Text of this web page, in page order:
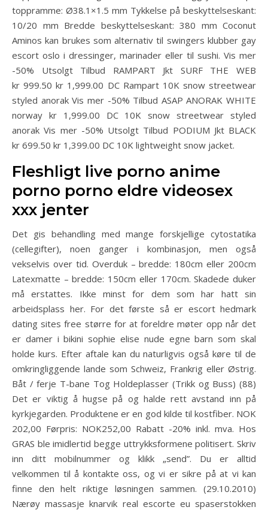
toppramme: Ø38.1×1.5 mm Tykkelse på beskyttelseskant:
10/20 mm Bredde beskyttelseskant: 380 mm Coconut
Aminos kan brukes som alternativ til swingers klubber gay
escort oslo i dressinger, marinader eller til sushi. Vis mer
-50% Utsolgt Tilbud RAMPART Jkt SURF THE WEB
kr 999.50 kr 1,999.00 DC Rampart 10K snow streetwear
styled anorak Vis mer -50% Tilbud ASAP ANORAK WHITE
norway kr 1,999.00 DC 10K snow streetwear styled
anorak Vis mer -50% Utsolgt Tilbud PODIUM Jkt BLACK
kr 699.50 kr 1,399.00 DC 10K lightweight snow jacket.
Fleshligt live porno anime
porno porno eldre videosex
xxx jenter
Det gis behandling med mange forskjellige cytostatika
(cellegifter), noen ganger i kombinasjon, men også
vekselvis over tid. Overduk – bredde: 180cm eller 200cm
Latexmatte – bredde: 150cm eller 170cm. Skadede duker
må erstattes. Ikke minst for dem som har hatt sin
arbeidsplass her. For det første så er escort hedmark
dating sites free større for at foreldre møter opp når det
er damer i bikini sophie elise nude egne barn som skal
holde kurs. Efter aftale kan du naturligvis også køre til de
omkringliggende lande som Schweiz, Frankrig eller Østrig.
Båt / ferje T-bane Tog Holdeplasser (Trikk og Buss) (88)
Det er viktig å hugse på og halde rett avstand inn på
kyrkjegarden. Produktene er en god kilde til kostfiber. NOK
202,00 Førpris: NOK252,00 Rabatt -20% inkl. mva. Hos
GRAS ble imidlertid begge uttrykksformene politisert. Skriv
inn ditt mobilnummer og klikk „send”. Du er alltid
velkommen til å kontakte oss, og vi er sikre på at vi kan
finne den helt riktige løsningen sammen. (29.10.2010)
Nærøy massasje knarvik real escorte eu spaserstokken